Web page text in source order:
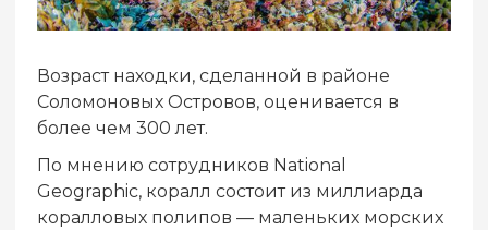
Возраст находки, сделанной в районе
Соломоновых Островов, оценивается в
более чем 300 лет.
По мнению сотрудников National
Geographic, коралл состоит из миллиарда
коралловых полипов — маленьких морских